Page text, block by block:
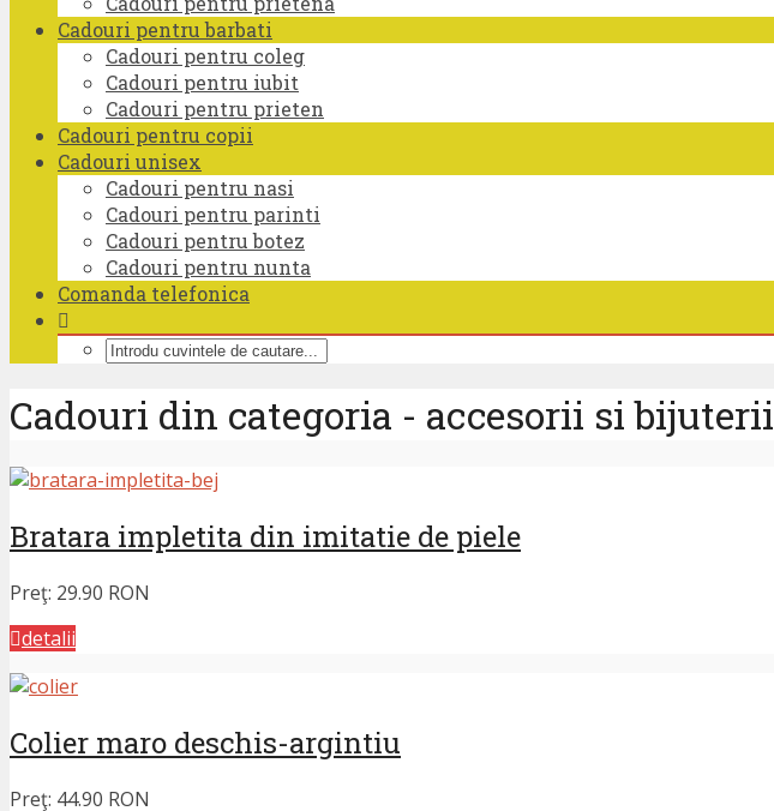
Cadouri pentru barbati
Cadouri pentru coleg
Cadouri pentru iubit
Cadouri pentru prieten
Cadouri pentru copii
Cadouri unisex
Cadouri pentru nasi
Cadouri pentru parinti
Cadouri pentru botez
Cadouri pentru nunta
Comanda telefonica
Cadouri din categoria - accesorii si bijuterii
Bratara impletita din imitatie de piele
Preţ: 29.90 RON
detalii
Colier maro deschis-argintiu
Preţ: 44.90 RON